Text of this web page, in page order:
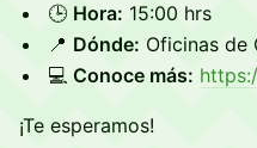
🕒 Hora: 15:00 hrs
📍 Dónde: Oficinas de
💻 Conoce más:
¡Te esperamos!